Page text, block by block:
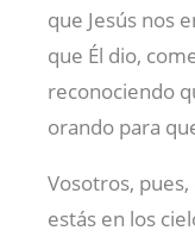
que Jesús nos
que Él dio,
reconociendo
orando para
Vosotros,
estás en los